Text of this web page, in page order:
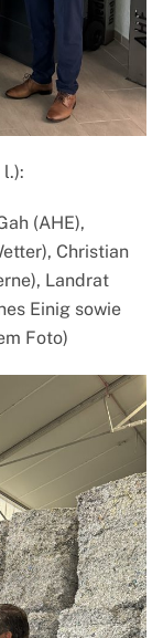
(AHE),
Christian
Landrat
Einig sowie
Foto)